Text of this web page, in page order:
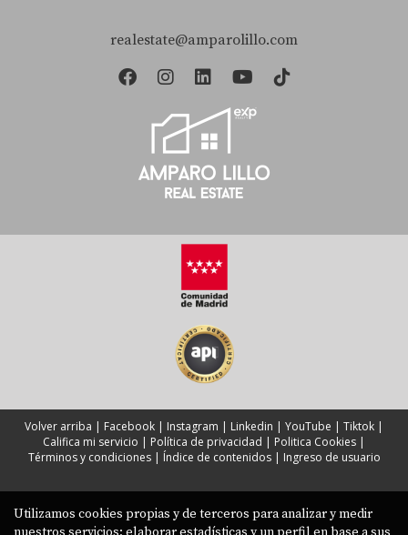
realestate@amparolillo.com
Volver arriba | Facebook | Instagram | Linkedin | YouTube | Tiktok |
Califica mi servicio | Política de privacidad | Politica Cookies |
Términos y condiciones| Índice de contenidos| Ingreso de usuario
Utilizamos cookies propias y de terceros para analizar y medir